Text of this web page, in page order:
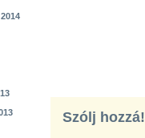
Szólj hozzá!